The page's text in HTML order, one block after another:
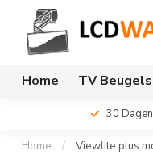
Home TV Beugels
30
Home / Viewlite plus